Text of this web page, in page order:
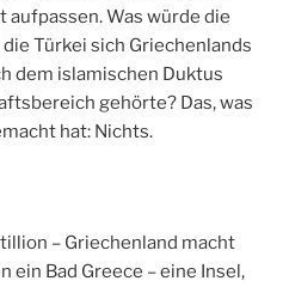
aufpassen. Was würde die
Türkei sich Griechenlands
dem islamischen Duktus
gehörte? Das, was
hat: Nichts.
– Griechenland macht
ein Bad Greece – eine Insel,